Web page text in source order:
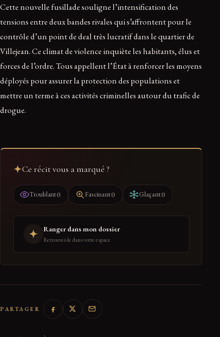
Cette nouvelle fusillade souligne l’intensification des
tensions entre deux bandes rivales qui s’affrontent pour le
contrôle d’un point de deal très lucratif dans le quartier de
Villejean. Ce climat de violence inquiète les habitants, élus et
forces de l’ordre. Tous appellent l’État à renforcer les moyens
déployés pour assurer la protection des populations et
mettre un terme à ces activités criminelles autour du trafic de
drogue.
Ce récit vous a marqué ?
Troublant0 Fascinant0 Glaçant0
Ranger dans mon dossier
Retrouvez-le dans votre espace
PARTAGER